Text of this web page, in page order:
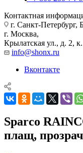
Контактная
г. Санкт-Петербург,
г. Москва,
Крылатская ул., д. 2,
info@shonx.ru
Вконтакте
Sparco
плащ,